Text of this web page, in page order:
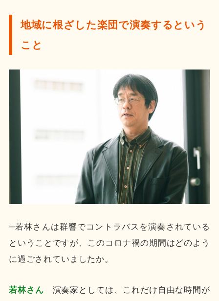
地域に根ざした楽団で演奏するという
こと
─若林さんは群響でコントラバスを演奏されている
ということですが、このコロナ禍の期間はどのよう
に過ごされていましたか。
若林さん 演奏家としては、これだけ自由な時間が